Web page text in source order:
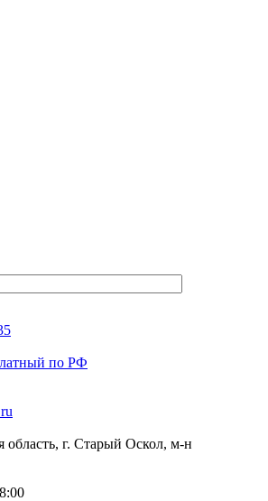
по РФ
область, г. Старый Оскол, м-н